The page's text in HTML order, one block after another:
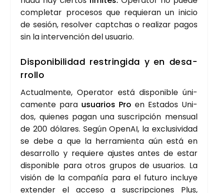
com­ple­tar pro­ce­sos que requie­ran un ini­cio
de sesión, resol­ver capt­chas o rea­li­zar pagos
sin la inter­ven­ción del usua­rio.
Dis­po­ni­bi­li­dad res­trin­gi­da y en desa­
rro­llo
Actual­men­te, Ope­ra­tor está dis­po­ni­ble úni­
ca­men­te para usua­rios Pro en Esta­dos Uni­
dos, quie­nes pagan una sus­crip­ción men­sual
de 200 dóla­res. Según Ope­nAI, la exclu­si­vi­dad
se debe a que la herra­mien­ta aún está en
desa­rro­llo y requie­re ajus­tes antes de estar
dis­po­ni­ble para otros gru­pos de usua­rios. La
visión de la com­pa­ñía para el futu­ro inclu­ye
exten­der el acce­so a sus­crip­cio­nes Plus,